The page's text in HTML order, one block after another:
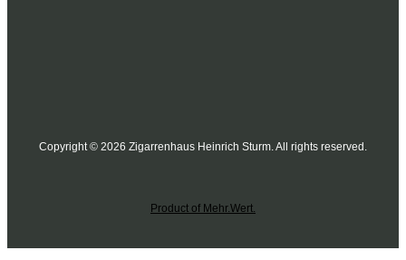
Copyright © 2026 Zigarrenhaus Heinrich Sturm. All rights reserved.
Product of Mehr.Wert.